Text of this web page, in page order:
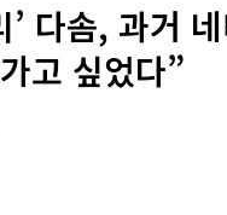
’ 다솜, 과거
고 싶었다”